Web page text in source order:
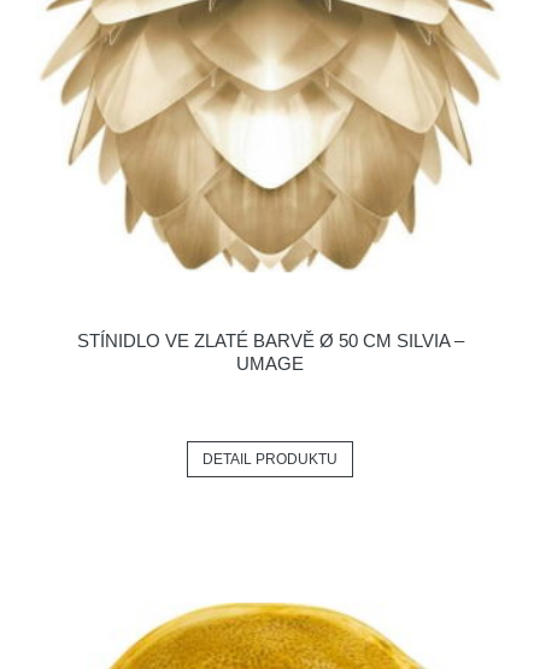
STÍNIDLO VE ZLATÉ BARVĚ Ø 50 CM SILVIA –
UMAGE
DETAIL PRODUKTU